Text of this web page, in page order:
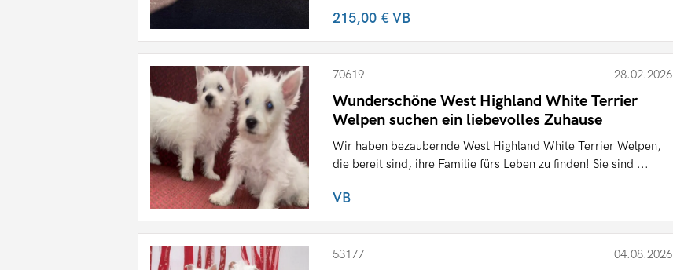
215,00 €VB
70619 28.02.2026
Wunderschöne West Highland White Terrier
Welpen suchen ein liebevolles Zuhause
Wir haben bezaubernde West Highland White Terrier Welpen,
die bereit sind, ihre Familie fürs Leben zu finden! Sie sind ...
VB
53177 04.08.2026